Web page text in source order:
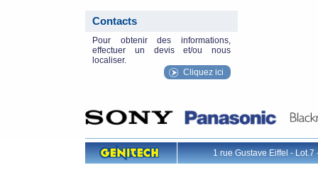
Contacts
Pour obtenir des informations,
effectuer un devis et/ou nous
localiser.
Cliquez ici
1 rue Gustave Eiffel -